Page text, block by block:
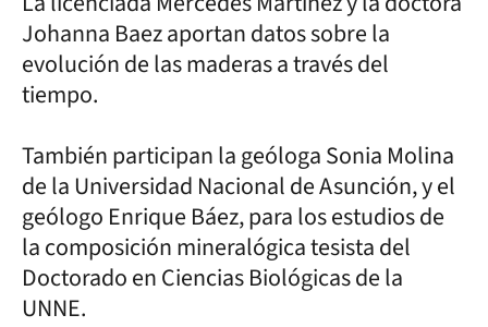
Johanna Baez aportan datos sobre la
evolución de las maderas a través del
tiempo.
También participan la geóloga Sonia Molina
de la Universidad Nacional de Asunción, y el
geólogo Enrique Báez, para los estudios de
la composición mineralógica tesista del
Doctorado en Ciencias Biológicas de la
UNNE.